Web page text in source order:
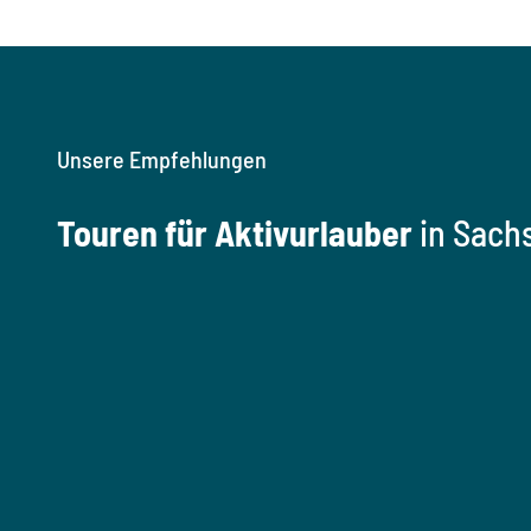
Unsere Empfehlungen
Touren für Aktivurlauberin